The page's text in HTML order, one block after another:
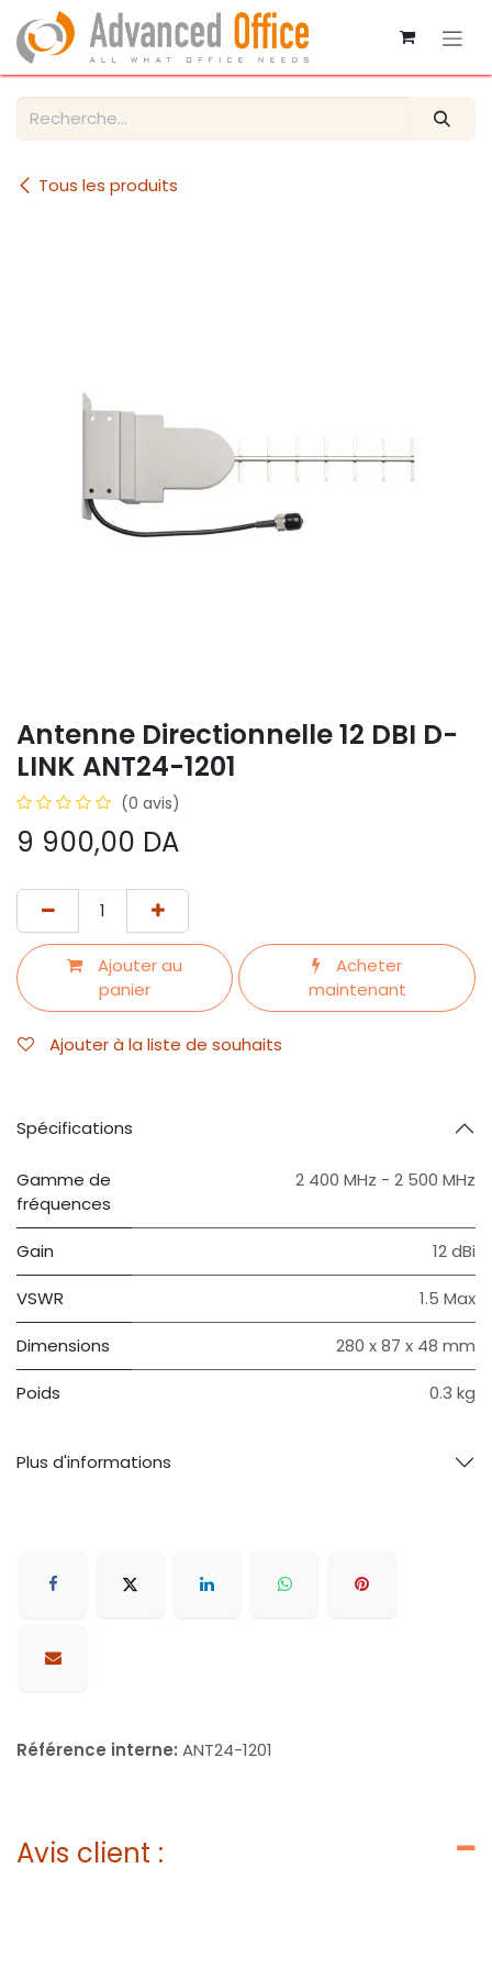
Se rendre au contenu
Tous les produits
Antenne Directionnelle 12 DBI D-
LINK ANT24-1201
(0 avis)
9 900,00 DA
Ajouter au
panier
Acheter
maintenant
Ajouter à la liste de souhaits
Spécifications
Gamme de
fréquences
2 400 MHz - 2 500 MHz
Gain 12 dBi
VSWR 1.5 Max
Dimensions 280 x 87 x 48 mm
Poids 0.3 kg
Plus d'informations
Référence interne: ANT24-1201
Avis client :